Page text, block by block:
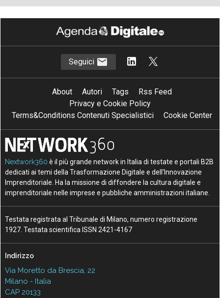
Seguici
About Autori Tags
Rss Feed
Privacy e Cookie Policy
Terms&Conditions Contenuti Specialistici
Cookie Center
Nextwork360 è il più grande network in Italia di testate e portali B2B
dedicati ai temi della Trasformazione Digitale e dell’Innovazione
Imprenditoriale. Ha la missione di diffondere la cultura digitale e
imprenditoriale nelle imprese e pubbliche amministrazioni italiane.
Testata registrata al Tribunale di Milano, numero registrazione
1927. Testata scientifica ISSN 2421-4167
Indirizzo
Via Moretto da Brescia, 22
Milano - Italia
CAP 20133